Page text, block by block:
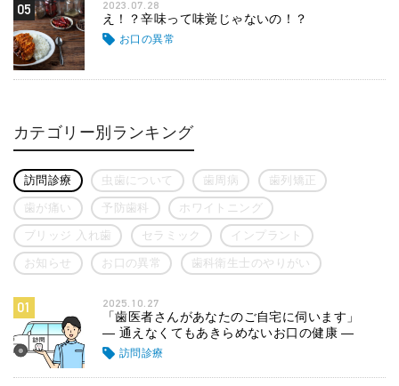
05 2023.07.28
え！？辛味って味覚じゃないの！？
お口の異常
カテゴリー別ランキング
訪問診療 虫歯について 歯周病 歯列矯正
歯が痛い 予防歯科 ホワイトニング
ブリッジ 入れ歯 セラミック インプラント
お知らせ お口の異常 歯科衛生士のやりがい
01 2025.10.27
「歯医者さんがあなたのご自宅に伺います」
― 通えなくてもあきらめないお口の健康 ―
訪問診療